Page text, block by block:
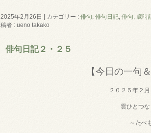
2025年2月26日 カテゴリー : 俳句 俳句日記 俳句, 歳時
稿者 : ueno takako
俳句日記２・２５
【今日の一句
２０２５年２
雲ひとつ
～たべ